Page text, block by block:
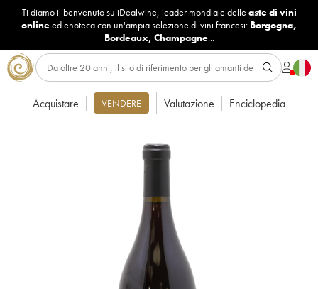
Ti diamo il benvenuto su iDealwine, leader mondiale delle aste di vini
onlineed enoteca con un'ampia selezione di vini francesi: Borgogna,
Bordeaux, Champagne...
Acquistare VENDERE Valutazione Enciclopedia